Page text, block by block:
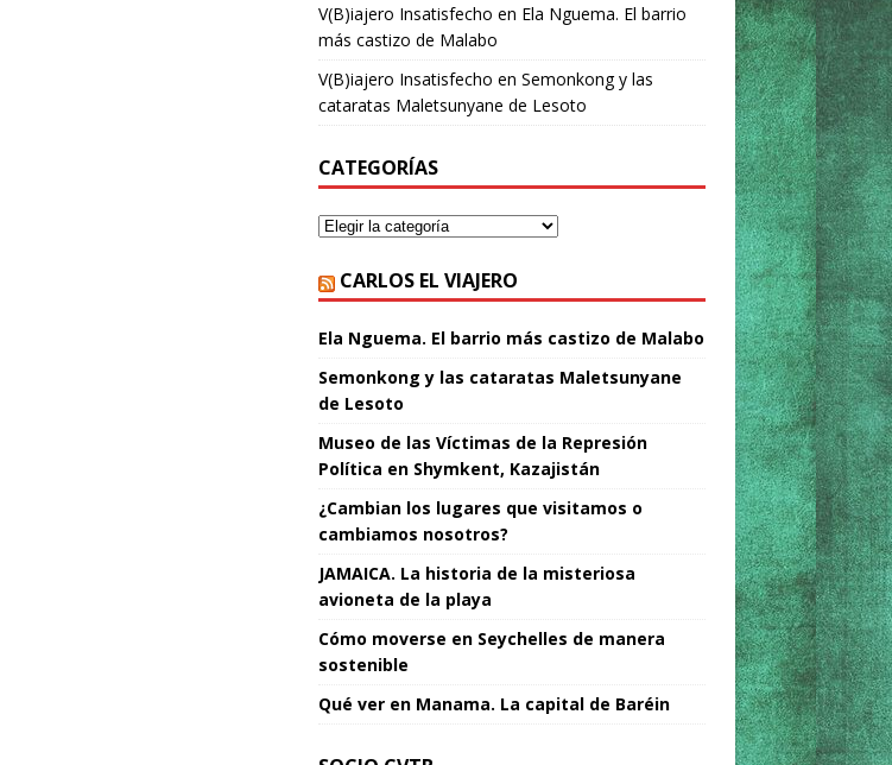
V(B)iajero Insatisfecho en Ela Nguema. El barrio
más castizo de Malabo
V(B)iajero Insatisfecho en Semonkong y las
cataratas Maletsunyane de Lesoto
CATEGORÍAS
CARLOS EL VIAJERO
Ela Nguema. El barrio más castizo de Malabo
Semonkong y las cataratas Maletsunyane
de Lesoto
Museo de las Víctimas de la Represión
Política en Shymkent, Kazajistán
¿Cambian los lugares que visitamos o
cambiamos nosotros?
JAMAICA. La historia de la misteriosa
avioneta de la playa
Cómo moverse en Seychelles de manera
sostenible
Qué ver en Manama. La capital de Baréin